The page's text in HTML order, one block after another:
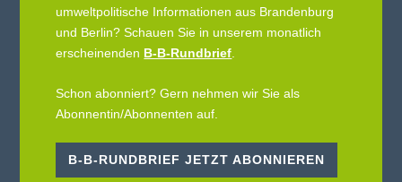
umweltpolitische Informationen aus Brandenburg
und Berlin? Schauen Sie in unserem monatlich
erscheinenden B-B-Rundbrief
Schon abonniert? Gern nehmen wir Sie als
Abonnentin/Abonnenten auf.
B-B-RUNDBRIEF JETZT ABONNIEREN